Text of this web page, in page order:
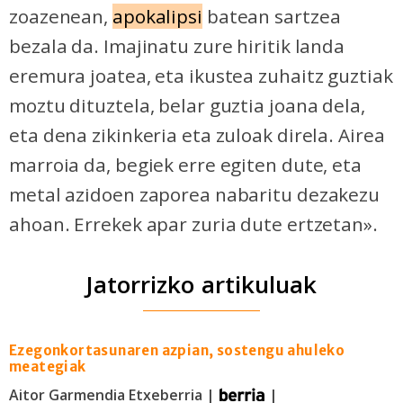
zoazenean, apokalipsi batean sartzea
bezala da. Imajinatu zure hiritik landa
eremura joatea, eta ikustea zuhaitz guztiak
moztu dituztela, belar guztia joana dela,
eta dena zikinkeria eta zuloak direla. Airea
marroia da, begiek erre egiten dute, eta
metal azidoen zaporea nabaritu dezakezu
ahoan. Errekek apar zuria dute ertzetan».
Jatorrizko artikuluak
Ezegonkortasunaren azpian, sostengu ahuleko
meategiak
Aitor Garmendia Etxeberria | |